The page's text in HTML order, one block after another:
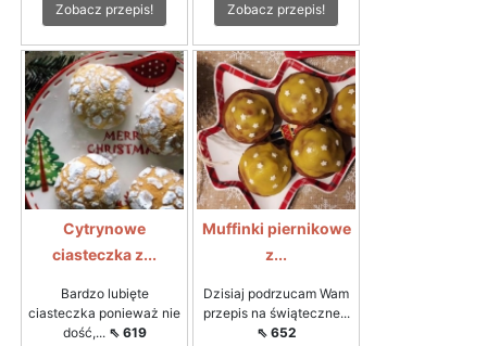
Zobacz przepis! Zobacz przepis!
Cytrynowe
ciasteczka z...
Bardzo lubięte
ciasteczka ponieważ nie
dość,... ⇖ 619
Muffinki piernikowe
z...
Dzisiaj podrzucam Wam
przepis na świąteczne...
⇖ 652